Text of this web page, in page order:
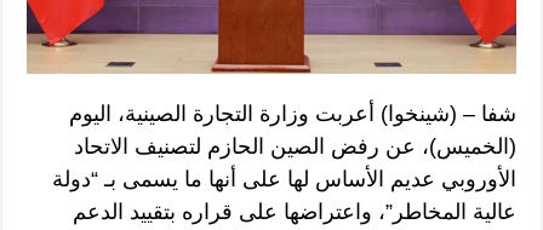
شفا – (شينخوا) أعربت وزارة التجارة الصينية، اليوم
(الخميس)، عن رفض الصين الحازم لتصنيف الاتحاد
الأوروبي عديم الأساس لها على أنها ما يسمى بـ “دولة
عالية المخاطر”، واعتراضها على قراره بتقييد الدعم